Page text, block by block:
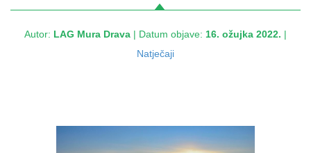
Autor: LAG Mura Drava | Datum objave: 16. ožujka 2022. |
Natječaji